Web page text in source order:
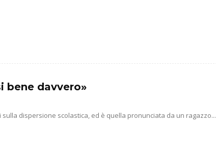
bene davvero»
dispersione scolastica, ed è quella pronunciata da un ragazzo...